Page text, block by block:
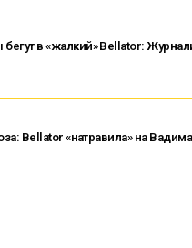
в «жалкий» Bellator:
Bellator «натравила» на